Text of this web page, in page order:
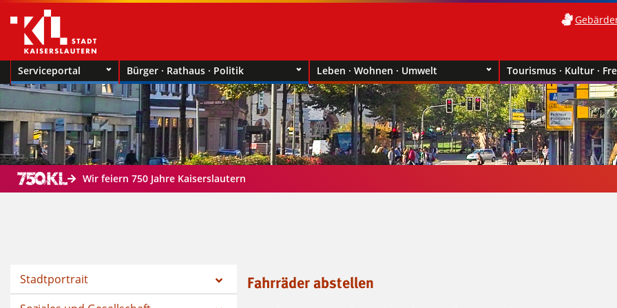
Serviceportal Bürger · Rathaus · Politik Leben · Wohnen · Umwelt Tourismus · Kultur ·
Wir feiern 750 Jahre Kaiserslautern
Stadtportrait
Fahrräder abstellen